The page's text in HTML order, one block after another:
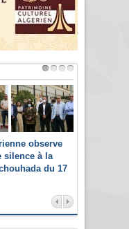
observe
silence à la
du 17